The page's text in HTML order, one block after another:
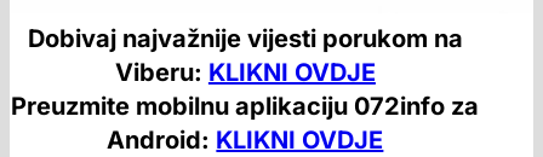
Dobivaj najvažnije vijesti porukom na
Viberu: KLIKNI OVDJE
Preuzmite mobilnu aplikaciju 072info za
Android: KLIKNI OVDJE